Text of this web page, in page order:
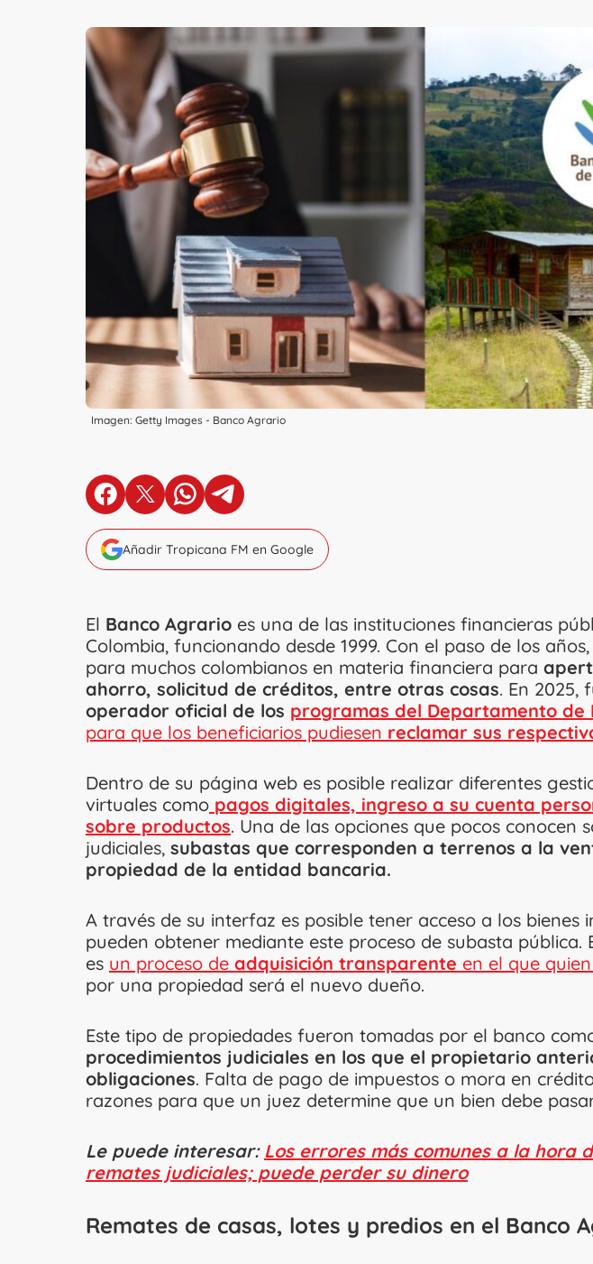
Imagen: Getty Images - Banco Agrario
en Facebook
en X en Whatsapp
en Telegram
Añadir Tropicana FM en Google
El Banco Agrario es una de las instituciones financieras
Colombia, funcionando desde 1999. Con el paso de los
para muchos colombianos en materia financiera para
ahorro, solicitud de créditos, entre otras cosas. En 2025,
operador oficial de los programas del Departamento de
para que los beneficiarios pudiesen reclamar sus
Dentro de su página web es posible realizar diferentes
virtuales como pagos digitales, ingreso a su cuenta
sobre productos. Una de las opciones que pocos conocen
judiciales, subastas que corresponden a terrenos a la
propiedad de la entidad bancaria.
A través de su interfaz es posible tener acceso a los bienes
pueden obtener mediante este proceso de subasta pública.
es un proceso de adquisición transparente en el que
por una propiedad será el nuevo dueño.
Este tipo de propiedades fueron tomadas por el banco
procedimientos judiciales en los que el propietario
obligaciones. Falta de pago de impuestos o mora en
razones para que un juez determine que un bien debe
Le puede interesar: Los errores más comunes a la hora
remates judiciales; puede perder su dinero
Remates de casas, lotes y predios en el Banco